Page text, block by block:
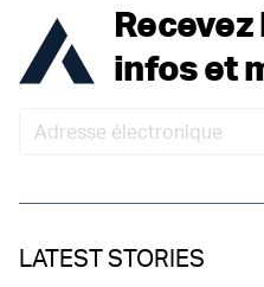
infos et
LATEST STORIES